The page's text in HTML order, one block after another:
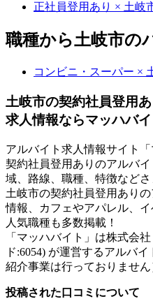
正社員登用あり × 土岐
職種から土岐市の
コンビニ・スーパー ×
土岐市の契約社員登用
求人情報ならマッハバイ
アルバイト求人情報サイト
契約社員登用ありのアルバ
域、路線、職種、特徴など
土岐市の契約社員登用あり
情報、カフェやアパレル、
人気職種も多数掲載！
「マッハバイト」は株式会
ド:6054) が運営するアルバ
紹介事業は行っておりません
投稿された口コミについて